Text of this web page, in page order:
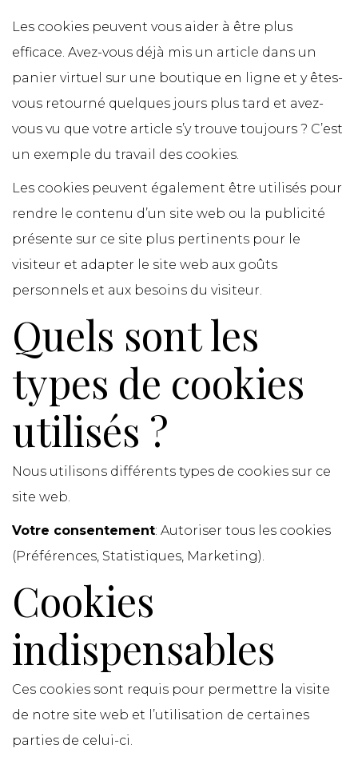
Les cookies peuvent vous aider à être plus
efficace. Avez-vous déjà mis un article dans un
panier virtuel sur une boutique en ligne et y êtes-
vous retourné quelques jours plus tard et avez-
vous vu que votre article s’y trouve toujours ? C’est
un exemple du travail des cookies.
Les cookies peuvent également être utilisés pour
rendre le contenu d’un site web ou la publicité
présente sur ce site plus pertinents pour le
visiteur et adapter le site web aux goûts
personnels et aux besoins du visiteur.
Quels sont les
types de cookies
utilisés ?
Nous utilisons différents types de cookies sur ce
site web.
Votre consentement: Autoriser tous les cookies
(Préférences, Statistiques, Marketing).
Cookies
indispensables
Ces cookies sont requis pour permettre la visite
de notre site web et l’utilisation de certaines
parties de celui-ci.